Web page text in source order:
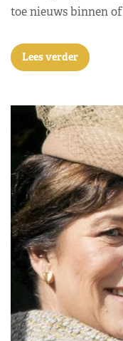
toe nieuws binnen
Lees verder